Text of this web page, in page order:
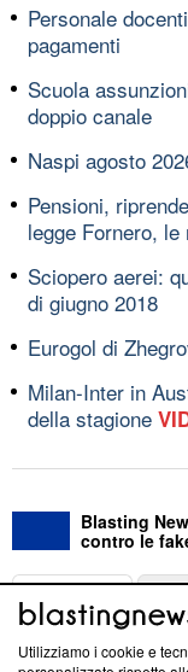
Personale
pagamenti
Scuola
doppio canale
Naspi agosto
Pensioni,
legge Fornero, le
Sciopero aerei:
di giugno 2018
Eurogol di
Milan-Inter in
della stagione
Blasting
contro le
ABOUT
Utilizziamo i cookie e